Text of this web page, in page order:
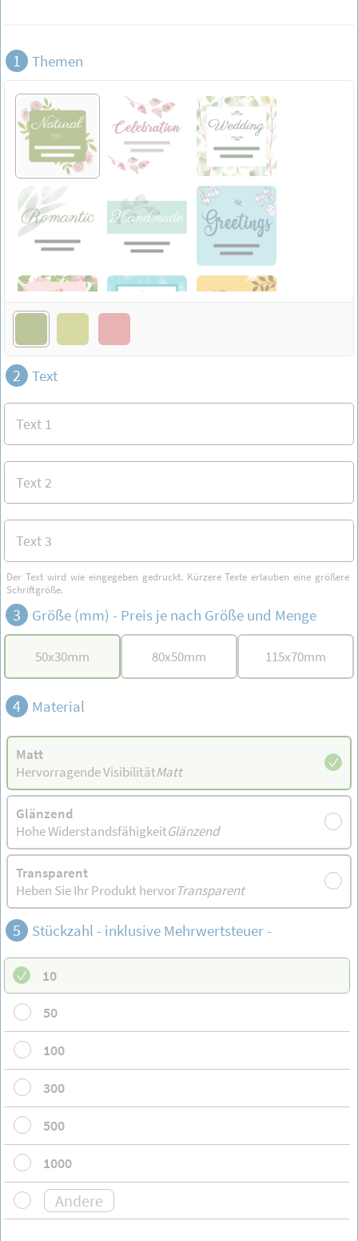
1 Themen
2 Text
Der Text wird wie eingegeben gedruckt. Kürzere Texte erlauben eine größere
Schriftgröße.
3 Größe (mm) - Preis je nach Größe und Menge
50x30mm 80x50mm 115x70mm
4 Material
Matt
Hervorragende VisibilitätMatt
Glänzend
Hohe WiderstandsfähigkeitGlänzend
Transparent
Heben Sie Ihr Produkt hervorTransparent
5 Stückzahl - inklusive Mehrwertsteuer -
10
50
100
300
500
1000